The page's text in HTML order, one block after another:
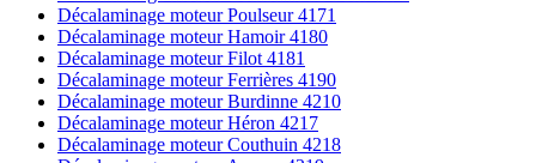
Décalaminage moteur Poulseur 4171
Décalaminage moteur Hamoir 4180
Décalaminage moteur Filot 4181
Décalaminage moteur Ferrières 4190
Décalaminage moteur Burdinne 4210
Décalaminage moteur Héron 4217
Décalaminage moteur Couthuin 4218